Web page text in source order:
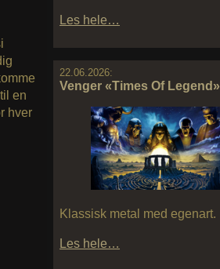
Les hele…
22.06.2026:
Venger «Times Of Legend»
Klassisk metal med egenart.
Les hele…
en
hver